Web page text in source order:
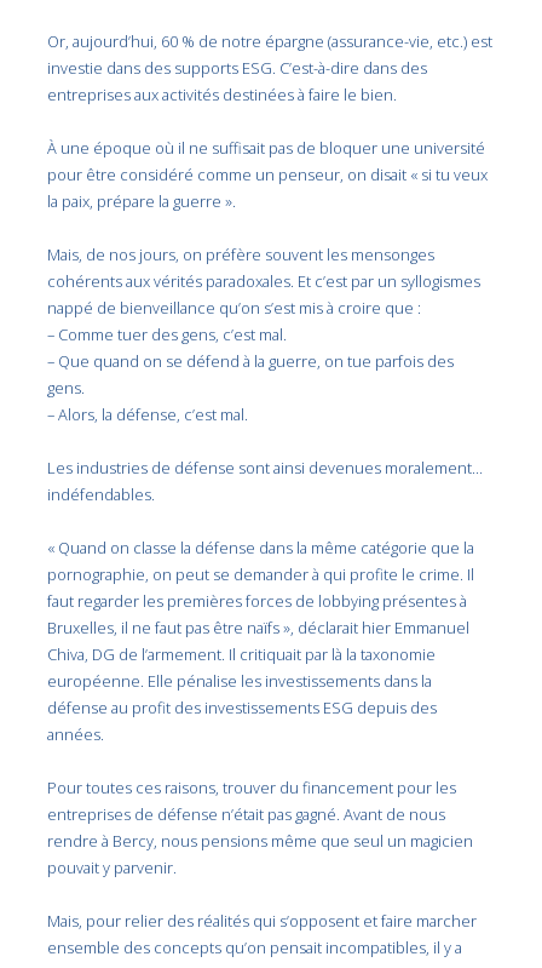
Or, aujourd’hui, 60 % de notre épargne (assurance-vie, etc.) est
investie dans des supports ESG. C’est-à-dire dans des
entreprises aux activités destinées à faire le bien.
À une époque où il ne suffisait pas de bloquer une université
pour être considéré comme un penseur, on disait « si tu veux
la paix, prépare la guerre ».
Mais, de nos jours, on préfère souvent les mensonges
cohérents aux vérités paradoxales. Et c’est par un syllogismes
nappé de bienveillance qu’on s’est mis à croire que :
– Comme tuer des gens, c’est mal.
– Que quand on se défend à la guerre, on tue parfois des
gens.
– Alors, la défense, c’est mal.
Les industries de défense sont ainsi devenues moralement…
indéfendables.
« Quand on classe la défense dans la même catégorie que la
pornographie, on peut se demander à qui profite le crime. Il
faut regarder les premières forces de lobbying présentes à
Bruxelles, il ne faut pas être naïfs », déclarait hier Emmanuel
Chiva, DG de l’armement. Il critiquait par là la taxonomie
européenne. Elle pénalise les investissements dans la
défense au profit des investissements ESG depuis des
années.
Pour toutes ces raisons, trouver du financement pour les
entreprises de défense n’était pas gagné. Avant de nous
rendre à Bercy, nous pensions même que seul un magicien
pouvait y parvenir.
Mais, pour relier des réalités qui s’opposent et faire marcher
ensemble des concepts qu’on pensait incompatibles, il y a